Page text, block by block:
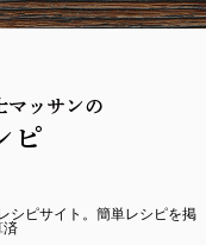
シピサイト。簡単レシピを掲
済